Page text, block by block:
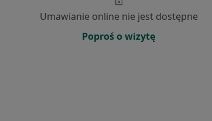
Umawianie online nie jest dostępne
Poproś o wizytę